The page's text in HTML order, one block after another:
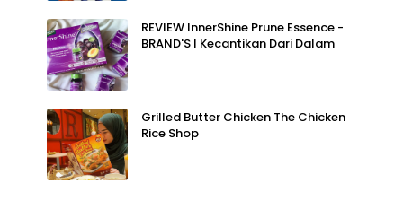
REVIEW InnerShine Prune Essence -
BRAND'S | Kecantikan Dari Dalam
Grilled Butter Chicken The Chicken
Rice Shop